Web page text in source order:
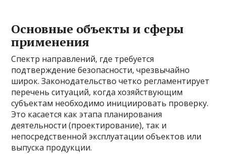
Основные объекты и сферы
применения
Спектр направлений, где требуется
подтверждение безопасности, чрезвычайно
широк. Законодательство четко регламентирует
перечень ситуаций, когда хозяйствующим
субъектам необходимо инициировать проверку.
Это касается как этапа планирования
деятельности (проектирование), так и
непосредственной эксплуатации объектов или
выпуска продукции.